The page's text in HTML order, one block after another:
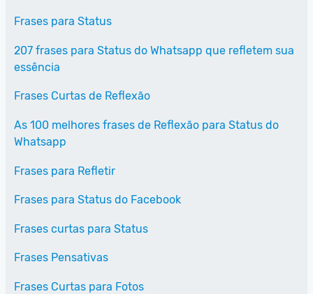
Frases para Status
207 frases para Status do Whatsapp que refletem sua
essência
Frases Curtas de Reflexão
As 100 melhores frases de Reflexão para Status do
Whatsapp
Frases para Refletir
Frases para Status do Facebook
Frases curtas para Status
Frases Pensativas
Frases Curtas para Fotos